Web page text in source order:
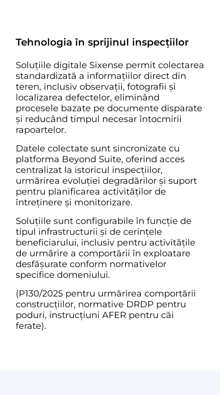
Tehnologia în sprijinul inspecțiilor
Soluțiile digitale Sixense permit colectarea
standardizată a informațiilor direct din
teren, inclusiv observații, fotografii și
localizarea defectelor, eliminând
procesele bazate pe documente disparate
și reducând timpul necesar întocmirii
rapoartelor.
Datele colectate sunt sincronizate cu
platforma Beyond Suite, oferind acces
centralizat la istoricul inspecțiilor,
urmărirea evoluției degradărilor și suport
pentru planificarea activităților de
întreținere și monitorizare.
Soluțiile sunt configurabile în funcție de
tipul infrastructurii și de cerințele
beneficiarului, inclusiv pentru activitățile
de urmărire a comportării în exploatare
desfășurate conform normativelor
specifice domeniului.
(P130/2025 pentru urmărirea comportării
construcțiilor, normative DRDP pentru
poduri, instrucțiuni AFER pentru căi
ferate).